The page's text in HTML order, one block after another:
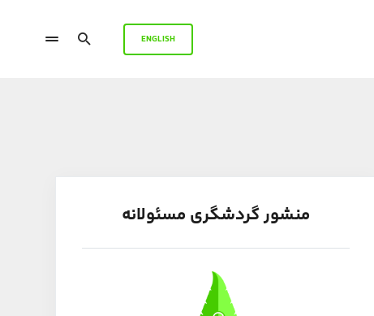
ENGLISH
منشور گردشگری مسئولانه